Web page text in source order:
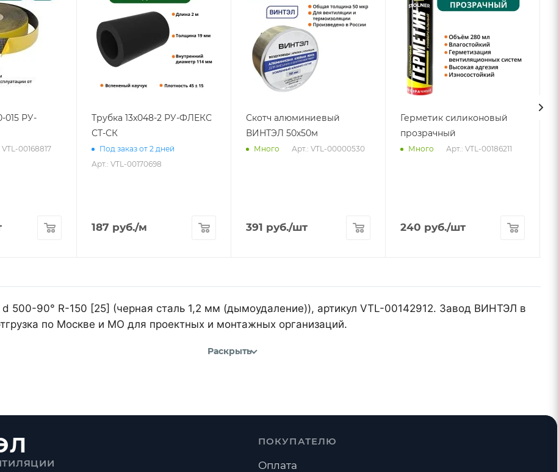
015 РУ-
VTL-00168817
Трубка 13х048-2 РУ-ФЛЕКС
СТ-СК
Под заказ от 2 дней
Арт.: VTL-00170698
187 руб./м
Скотч алюминиевый
ВИНТЭЛ 50х50м
Много Арт.: VTL-00000530
391 руб./шт
Герметик силиконовый
прозрачный
Много Арт.: VTL-00186211
240 руб./шт
d 500-90° R-150 [25] (черная сталь 1,2 мм (дымоудаление)), артикул VTL-00142912. Завод ВИНТЭЛ в
по Москве и МО для проектных и монтажных организаций.
Раскрыть
ПОКУПАТЕЛЮ
Оплата